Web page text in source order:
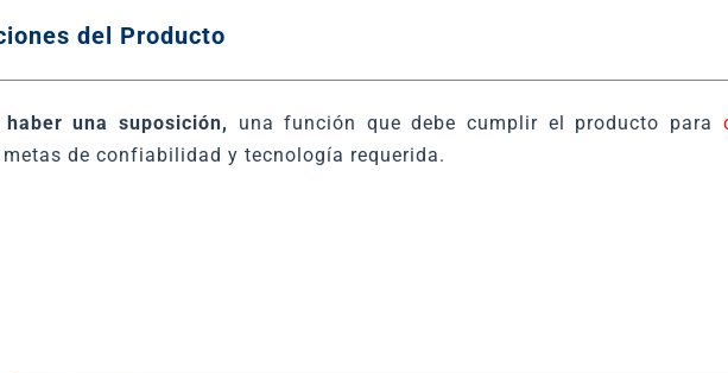
del Producto
haber una suposición, una función que debe cumplir el producto para
metas de confiabilidad y tecnología requerida.